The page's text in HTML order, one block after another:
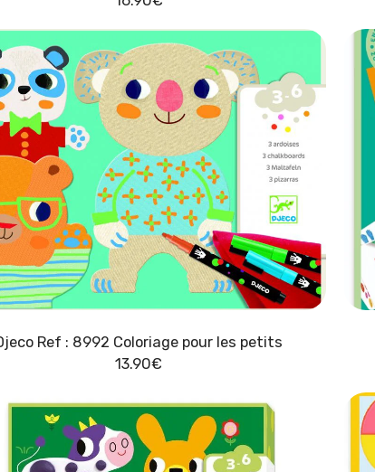
Ref : 8992 Coloriage pour les petits
13.90€